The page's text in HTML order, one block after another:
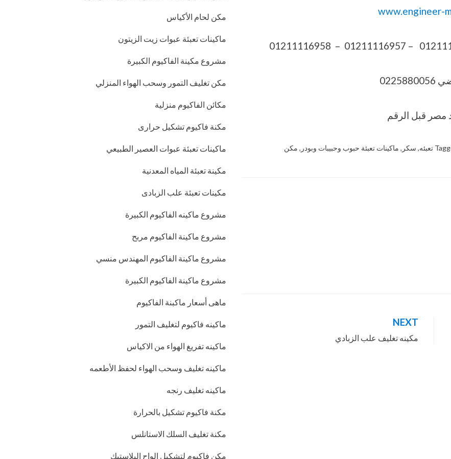
www.engineer-
تعبئه, سكر , ماكينات تعبئة حبوب وحبيبات وبودر , مكن
NEXT
مكينه تغليف علب الزبادي
مكن لحام الأكياس
ماكينات تعبئة عبوات زيت الزيتون
مشروع مكينة الفاكيوم الكبيرة
مكن تغليف التمور وسحب الهواء المنزلي
مكائن الفاكيوم منزلية
مكنة فاكيوم تشكيل حرارى
ماكينات تعبئة عبوات العصير الطبيعي
مكينة تعبئة المياه المعدنية
مكينات تعبئة علب الزبادى
مشروع ماكينه الفاكيوم الكبيرة
مشروع ماكينة الفاكيوم مربح
مشروع ماكينة الفاكيوم المهندس منسي
مشروع ماكينة الفاكيوم الكبيرة
ماهى أسعار ماكبنة الفاكيوم
ماكينه فاكيوم لتغليف التمور
ماكينه تفريغ الهواء من الاكياس
ماكينه تغليف وسحب الهواء لحفظ الأطعمه
ماكينه تغليف رنجه
مكنة فاكيوم تشكيل بالحرارة
مكنة تغليف السلك الاستانلس
مكن فاكيوم لتشكيل الواح البلاستيك